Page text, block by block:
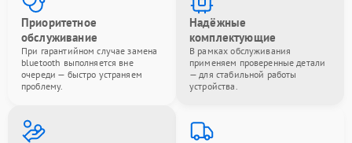
Приоритетное
обслуживание
При гарантийном случае замена
bluetooth выполняется вне
очереди — быстро устраняем
проблему.
Надёжные
комплектующие
В рамках обслуживания
применяем проверенные детали
— для стабильной работы
устройства.